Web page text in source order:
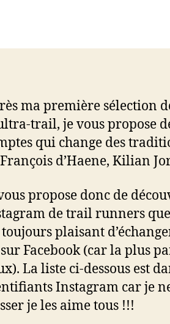
ma première sélection
trail, je vous propose
qui change des
d’Haene, Kilian
propose donc de
de trail runners
toujours plaisant
Facebook (car la plus
La liste ci-dessous est
Instagram car je
je les aime tous !!!